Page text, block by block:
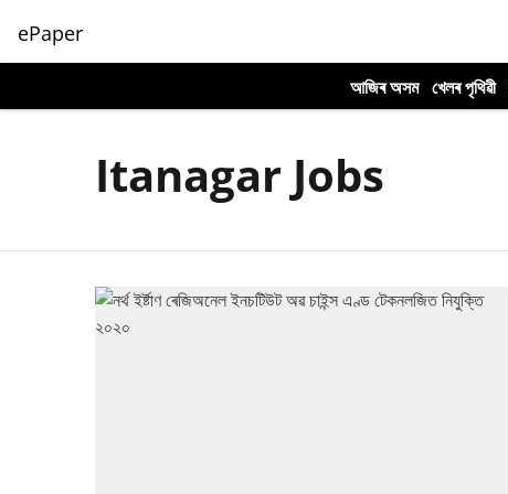
ePaper
আজিৰ অসম খেলৰ পৃথিৱী
Itanagar Jobs